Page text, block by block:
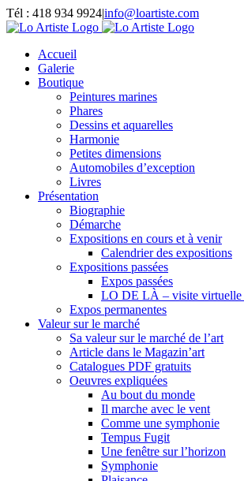
Passer
au
Tél : 418 934 9924|info@loartiste.com
Facebook
Instagram
Email
Pinterest
YouTube
Accueil
Galerie
Boutique
Peintures marines
Phares
Dessins et aquarelles
Harmonie
Petites dimensions
Automobiles d’exception
Livres
Présentation
Biographie
Démarche
Expositions en cours et à venir
Calendrier des expositions
Expositions passées
Expos passées
LO DE LÀ – visite virtuelle
Expos permanentes
Valeur sur le marché
Sa valeur sur le marché de l’art
Article dans le Magazin’art
Catalogues PDF gratuits
Oeuvres expliquées
Au bout du monde
Il marche avec le vent
Comme une symphonie
Tempus Fugit
Une fenêtre sur l’horizon
Symphonie